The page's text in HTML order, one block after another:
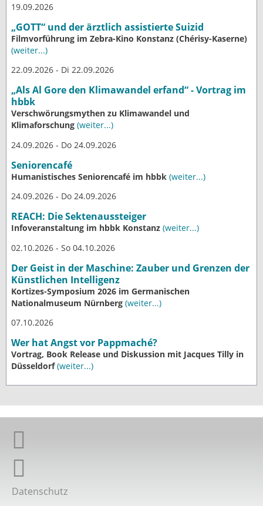
19.09.2026
„GOTT“ und der ärztlich assistierte Suizid
Filmvorführung im Zebra-Kino Konstanz (Chérisy-Kaserne)
(weiter...)
22.09.2026 - Di 22.09.2026
„Als Al Gore den Klimawandel erfand“ - Vortrag im
hbbk
Verschwörungsmythen zu Klimawandel und
Klimaforschung (weiter...)
24.09.2026 - Do 24.09.2026
Seniorencafé
Humanistisches Seniorencafé im hbbk (weiter...)
24.09.2026 - Do 24.09.2026
REACH: Die Sektenaussteiger
Infoveranstaltung im hbbk Konstanz (weiter...)
02.10.2026 - So 04.10.2026
Der Geist in der Maschine: Zauber und Grenzen der
Künstlichen Intelligenz
Kortizes-Symposium 2026 im Germanischen
Nationalmuseum Nürnberg (weiter...)
07.10.2026
Wer hat Angst vor Pappmaché?
Vortrag, Book Release und Diskussion mit Jacques Tilly in
Düsseldorf(weiter...)
Giordano-Bruno-Stiftung auf Facebook
Giordano-Bruno-Stiftung bei Twitter
Datenschutz